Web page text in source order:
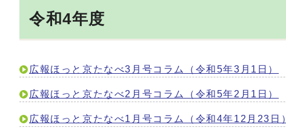
令和4年度
広報ほっと京たなべ3月号コラム（令和5年3月1日）
広報ほっと京たなべ2月号コラム（令和5年2月1日）
広報ほっと京たなべ1月号コラム（令和4年12月23日）